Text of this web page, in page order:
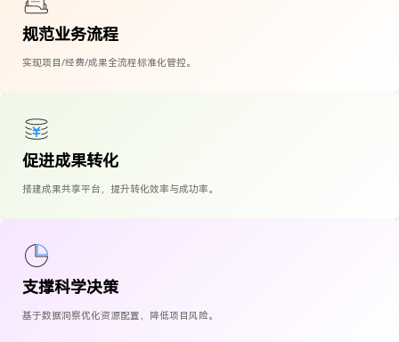
规范业务流程
实现项目/经费/成果全流程标准化管控。
促进成果转化
搭建成果共享平台，提升转化效率与成功率。
支撑科学决策
基于数据洞察优化资源配置，降低项目风险。